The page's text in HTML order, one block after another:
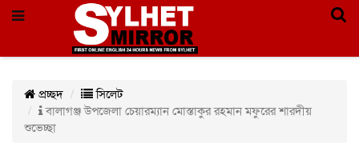
প্রচ্ছদ
সিলেট
বালাগঞ্জ উপজেলা চেয়ারম্যান মোস্তাকুর রহমান মফুরের শারদীয়
শুভেচ্ছা